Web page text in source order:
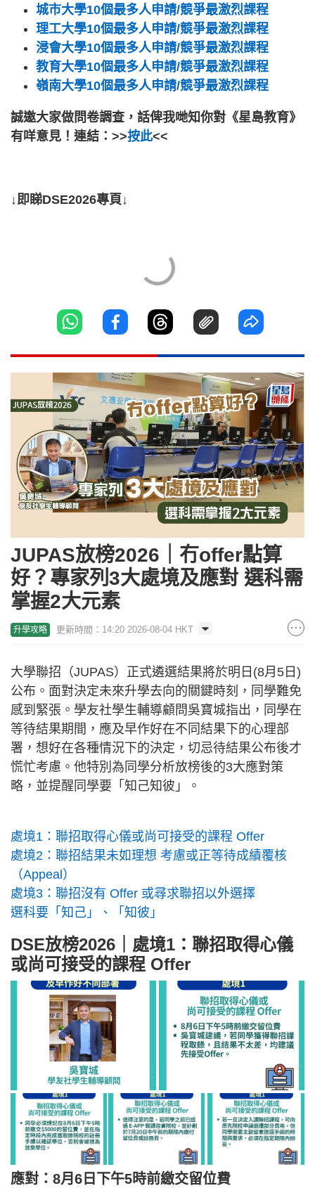
城市大學10個最多人申請/競爭最激烈課程
理工大學10個最多人申請/競爭最激烈課程
浸會大學10個最多人申請/競爭最激烈課程
教育大學10個最多人申請/競爭最激烈課程
嶺南大學10個最多人申請/競爭最激烈課程
誠邀大家做問卷調查，話俾我哋知你對《星島教育》
有咩意見！連結：>>按此<<
↓即睇DSE2026專頁↓
JUPAS放榜2026｜冇offer點算
好？專家列3大處境及應對 選科需
掌握2大元素
升學攻略 更新時間：14:20 2026-08-04 HKT
大學聯招（JUPAS）正式遴選結果將於明日(8月5日)
公布。面對決定未來升學去向的關鍵時刻，同學難免
感到緊張。學友社學生輔導顧問吳寶城指出，同學在
等待結果期間，應及早作好在不同結果下的心理部
署，想好在各種情況下的決定，切忌待結果公布後才
慌忙考慮。他特別為同學分析放榜後的3大應對策
略，並提醒同學要「知己知彼」。
處境1：聯招取得心儀或尚可接受的課程 Offer
處境2：聯招結果未如理想 考慮或正等待成績覆核
（Appeal）
處境3：聯招沒有 Offer 或尋求聯招以外選擇
選科要「知己」、「知彼」
DSE放榜2026｜處境1：聯招取得心儀
或尚可接受的課程 Offer
應對：8月6日下午5時前繳交留位費